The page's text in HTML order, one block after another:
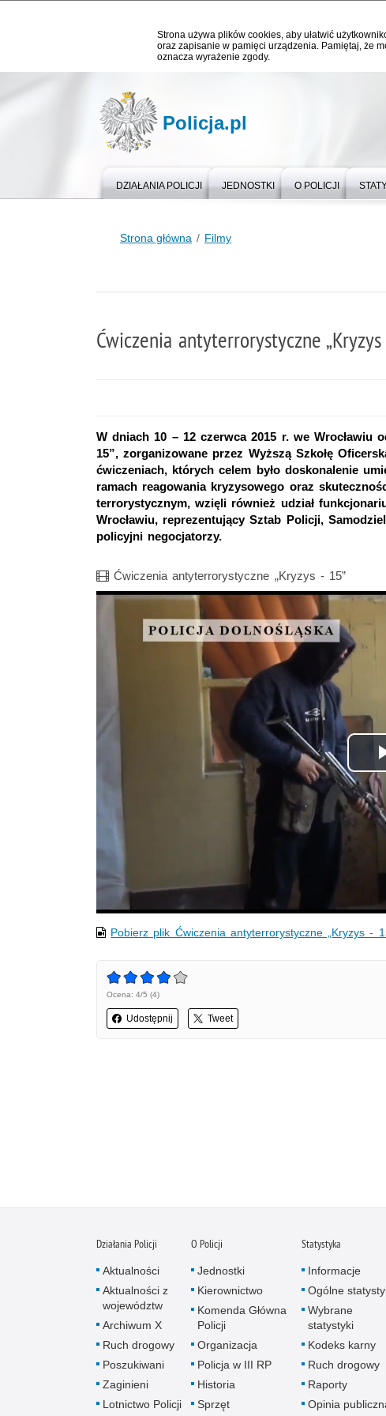
Strona używa plików cookies, aby ułatwić
oraz zapisanie w pamięci urządzenia. Pamiętaj, że
oznacza wyrażenie zgody.
Policja.pl
DZIAŁANIA POLICJI JEDNOSTKI O POLICJI
Strona główna Filmy
Ćwiczenia antyterrorystyczne
W dniach 10 – 12 czerwca 2015 r. we Wrocławiu
15”, zorganizowane przez Wyższą Szkołę
ćwiczeniach, których celem było doskonalenie
ramach reagowania kryzysowego oraz
terrorystycznym, wzięli również udział
Wrocławiu, reprezentujący Sztab Policji,
policyjni negocjatorzy.
Film
Ćwiczenia antyterrorystyczne „Kryzys - 15”
Pobierz plik Ćwiczenia antyterrorystyczne „Kryzys -
Ocena: 4/5 (4)
Udostępnij Tweet
Działania Policji
Aktualności
Aktualności z
województw
Archiwum X
Ruch drogowy
Poszukiwani
Zaginieni
Lotnictwo Policji
O Policji
Jednostki
Kierownictwo
Komenda Główna
Policji
Organizacja
Policja w III RP
Historia
Sprzęt
Statystyka
Informacje
Ogólne
Wybrane
statystyki
Kodeks karny
Ruch drogowy
Raporty
Opinia